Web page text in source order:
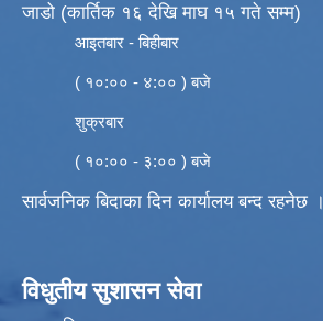
जाडो (कार्तिक १६ देखि माघ १५ गते सम्म)
आइतबार - बिहीबार
( १०:०० - ४:०० ) बजे
शुक्रबार
( १०:०० - ३:०० ) बजे
सार्वजनिक बिदाका दिन कार्यालय बन्द रहनेछ ।
विधुतीय सुशासन सेवा